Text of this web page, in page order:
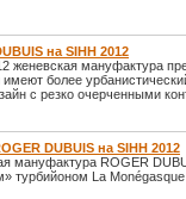
на SIHH 2012
женевская мануфактура
более
с резко очерченными
DUBUIS на SIHH 2012
мануфактура ROGER
турбийоном La